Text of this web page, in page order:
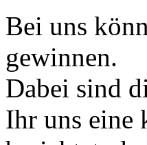
Bei uns
gewinnen.
Dabei sind
Ihr uns eine